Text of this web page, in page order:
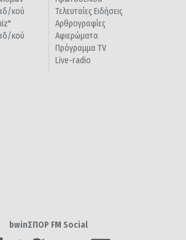
κού
κού
Τελευταίες Ειδήσεις
Αρθρογραφίες
Αφιερώματα
Πρόγραμμα TV
Live-radio
bwinΣΠΟΡ FM Social